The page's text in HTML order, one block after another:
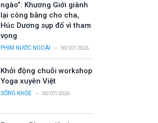
ngào”: Khương Giới giành
lại công bằng cho cha,
Húc Dương sụp đổ vì tham
vọng
PHIM NƯỚC NGOÀI 30/07/2026
Khởi động chuỗi workshop
Yoga xuyên Việt
SỐNG KHỎE 30/07/2026